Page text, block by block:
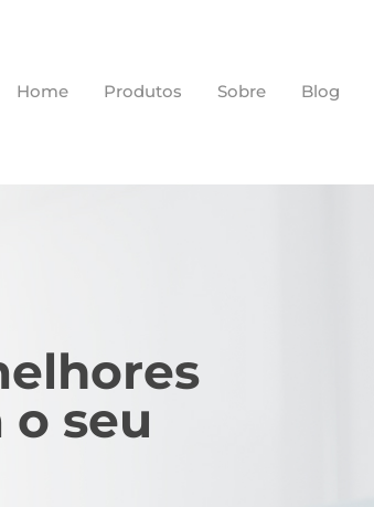
Home Produtos Sobre Blog
o seu